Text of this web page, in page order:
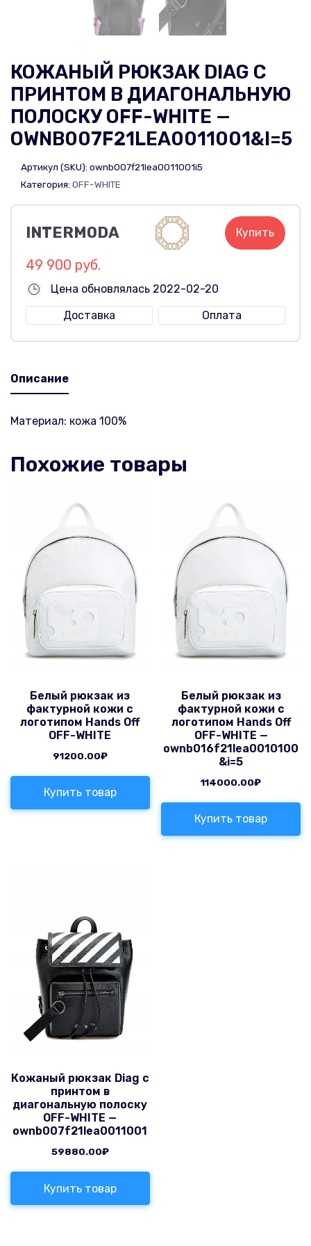
КОЖАНЫЙ РЮКЗАК DIAG С
ПРИНТОМ В ДИАГОНАЛЬНУЮ
ПОЛОСКУ OFF-WHITE —
OWNB007F21LEA0011001&I=5
Артикул (SKU): ownb007f21lea0011001i5
Категория: OFF-WHITE
INTERMODA Купить
49 900 руб.
Цена обновлялась 2022-02-20
Доставка
Оплата
Описание
Материал: кожа 100%
Похожие товары
Белый рюкзак из
фактурной кожи с
логотипом Hands Off
OFF-WHITE
91200.00₽
Купить товар
Белый рюкзак из
фактурной кожи с
логотипом Hands Off
OFF-WHITE —
ownb016f21lea0010100
&i=5
114000.00₽
Купить товар
Кожаный рюкзак Diag с
принтом в
диагональную полоску
OFF-WHITE —
ownb007f21lea0011001
59880.00₽
Купить товар